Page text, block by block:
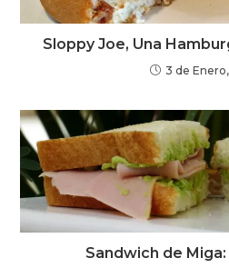
Sloppy Joe, Una
3 de
Sandwich de